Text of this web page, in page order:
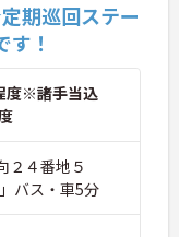
期巡回ステー
！
度※諸手当込
２４番地５
バス・車5分